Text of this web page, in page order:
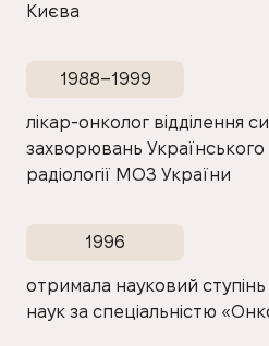
Києва
1988–1999
лікар-онколог відділення
захворювань Українського
радіології МОЗ України
1996
отримала науковий
наук за спеціальністю